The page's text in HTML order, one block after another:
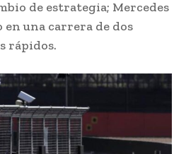
de estrategia; Mercedes
en una carrera de dos
rápidos.